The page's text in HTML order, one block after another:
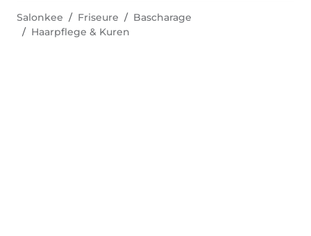
Salonkee Friseure
Bascharage
Haarpflege & Kuren